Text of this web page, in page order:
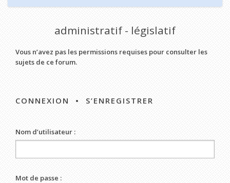
administratif - législatif
Vous n’avez pas les permissions requises pour consulter les
sujets de ce forum.
CONNEXION • S’ENREGISTRER
Nom d’utilisateur :
Mot de passe :